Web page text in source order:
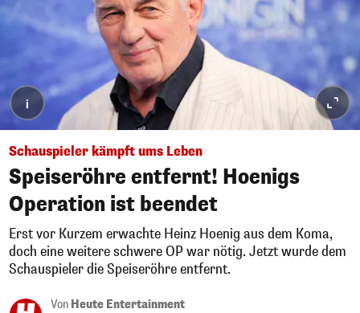
i
Schauspieler kämpft ums Leben
Speiseröhre entfernt! Hoenigs
Operation ist beendet
Erst vor Kurzem erwachte Heinz Hoenig aus dem Koma,
doch eine weitere schwere OP war nötig. Jetzt wurde dem
Schauspieler die Speiseröhre entfernt.
Von Heute Entertainment